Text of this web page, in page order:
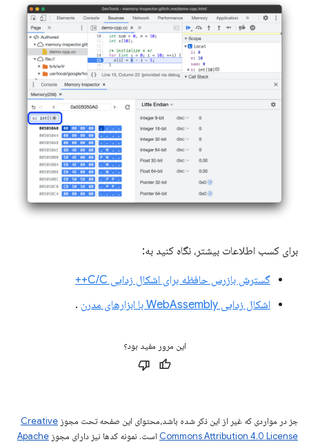
برای کسب اطلاعات بیشتر، نگاه کنید به:
گسترش بازرس حافظه برای اشکال زدایی C/C++
اشکال زدایی WebAssembly با ابزارهای مدرن
.
این مرور مفید بود؟
جز در مواردی که غیر از این ذکر شده باشد،‌محتوای این صفحه تحت مجوز Creative
Commons Attribution 4.0 License است. نمونه کدها نیز دارای مجوز Apache